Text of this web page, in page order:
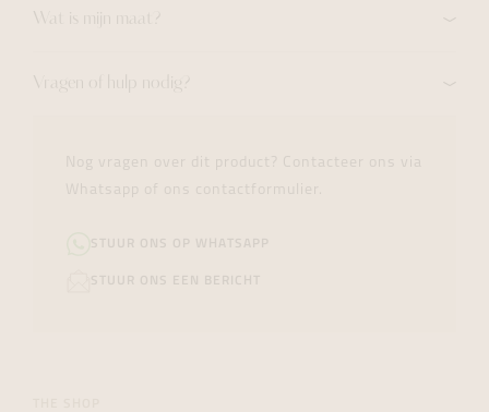
Wat is mijn maat?
Vragen of hulp nodig?